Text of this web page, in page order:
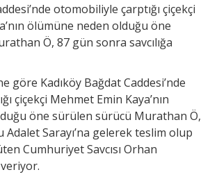
otomobiliyle çarptığı çiçekçi
ölümüne neden olduğu öne
Ö, 87 gün sonra savcılığa
göre Kadıköy Bağdat Caddesi’nde
çiçekçi Mehmet Emin Kaya’nın
öne sürülen sürücü Murathan Ö,
Adalet Sarayı’na gelerek teslim olup
Cumhuriyet Savcısı Orhan